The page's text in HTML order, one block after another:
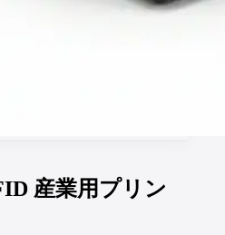
産業用プリン